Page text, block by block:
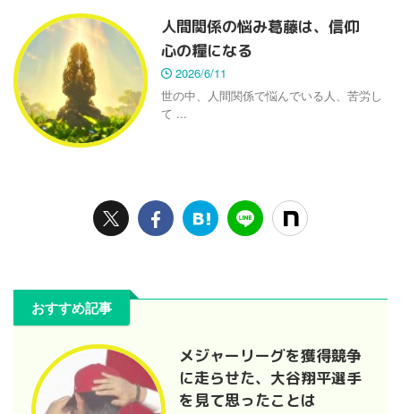
人間関係の悩み葛藤は、信仰
心の糧になる
2026/6/11
世の中、人間関係で悩んでいる人、苦労し
て ...
おすすめ記事
メジャーリーグを獲得競争
に走らせた、大谷翔平選手
を見て思ったことは